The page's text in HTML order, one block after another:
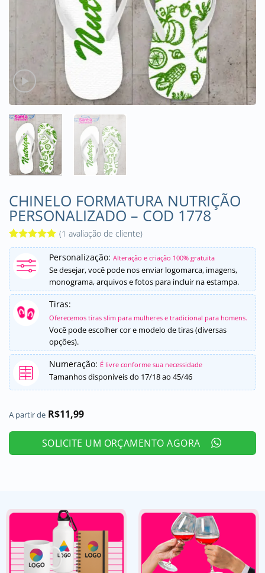
CHINELO FORMATURA NUTRIÇÃO
PERSONALIZADO – COD 1778
Avaliado
como
de
5, com
baseado em
1
avaliação
de cliente
(1 avaliação de cliente)
Personalização: Alteração e criação 100% gratuita
Se desejar, você pode nos enviar logomarca, imagens,
monograma, arquivos e fotos para incluir na estampa.
Tiras:
Oferecemos tiras slim para mulheres e tradicional para homens.
Você pode escolher cor e modelo de tiras (diversas
opções).
Numeração: É livre conforme sua necessidade
Tamanhos disponíveis do 17/18 ao 45/46
A partir de R$11,99
SOLICITE UM ORÇAMENTO AGORA